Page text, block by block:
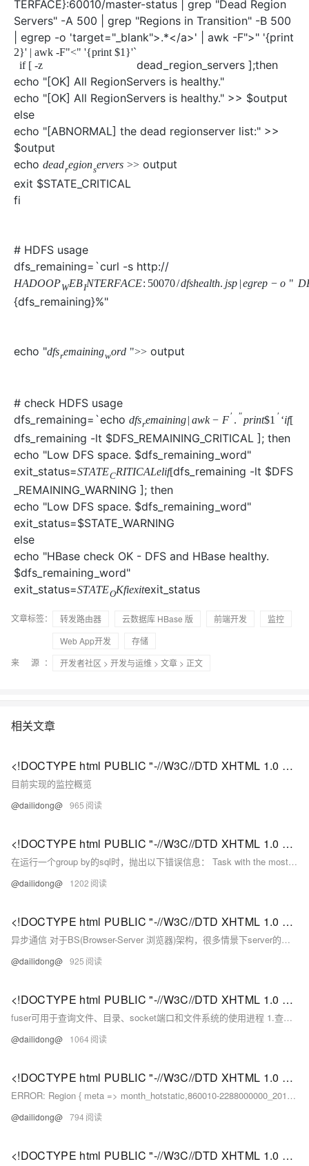
TERFACE}:60010/master-status | grep "Dead Region
Servers" -A 500 | grep "Regions in Transition" -B 500
| egrep -o 'target="_blank">.*</a>' | awk -F">" '{print
2}' | awk -F"<" '{print $1}'`
if [ -z
dead_region_servers ];then
echo "[OK] All RegionServers is healthy."
echo "[OK] All RegionServers is healthy." >> $output
else
echo "[ABNORMAL] the dead regionserver list:" >>
$output
echo deadregionservers >> output
exit $STATE_CRITICAL
fi
# HDFS usage
dfs_remaining=`curl -s http://
HADOOPWEBINTERFACE: 50070/dfshealth. jsp | egrep − o " D
{dfs_remaining}%"
echo "dfsremainingword ">> output
# check HDFS usage
dfs_remaining=`echo dfsremaining| awk − F′ . ″print$1 ′ ‘if[
dfs_remaining -lt $DFS_REMAINING_CRITICAL ]; then
echo "Low DFS space. $dfs_remaining_word"
exit_status=STATECRITICALelif[dfs_remaining -lt $DFS
_REMAINING_WARNING ]; then
echo "Low DFS space. $dfs_remaining_word"
exit_status=$STATE_WARNING
else
echo "HBase check OK - DFS and HBase healthy.
$dfs_remaining_word"
exit_status=STATEOKfiexitexit_status
文章标签： 转发路由器 云数据库 HBase 版 前端开发
监控
Web App开发
存储
来 源：
开发者社区 > 开发与运维 > 文章 > 正文
相关文章
<!DOCTYPE html PUBLIC "-//W3C//DTD XHTML 1.0 Transitional//EN" "http://www.w3.org/TR/xhtml1/DTD/xhtml1-strict.dtd"> <html><head><meta http-equiv="Cont
目前实现的监控概览
@dailidong@ 965
<!DOCTYPE html PUBLIC "-//W3C//DTD XHTML 1.0 Transitional//EN" "http://www.w3.org/TR/xhtml1/DTD/xhtml1-strict.dtd"> <html><head><meta http-equiv="Cont
在运行一个group by的sql时，抛出以下错误信息： Task with the most failures(4): -----Task ID: task_201411191723_723592_m_000004URL: http://DDS0204.
@dailidong@ 1202
<!DOCTYPE html PUBLIC "-//W3C//DTD XHTML 1.0 Transitional//EN" "http://www.w3.org/TR/xhtml1/DTD/xhtml1-strict.dtd"> <html><head><meta http-equiv="Cont
异步通信 对于BS(Browser-Server 浏览器)架构，很多情景下server的处理时间较长。 如果浏览器发送请求后，保持跟server的连接，等待server响应，那么一方面会对用户的体验有负面影响； 另一方面，很有可能会由于超时，提示用户服务请求失败。
@dailidong@ 925
<!DOCTYPE html PUBLIC "-//W3C//DTD XHTML 1.0 Transitional//EN" "http://www.w3.org/TR/xhtml1/DTD/xhtml1-strict.dtd"> <html><head><meta http-equiv="Cont
fuser可用于查询文件、目录、socket端口和文件系统的使用进程 1.查询文件和目录使用者 fuser最基本的用法是查询某个文件或目录被哪个进程使用： # fuser -v .
@dailidong@ 1064
<!DOCTYPE html PUBLIC "-//W3C//DTD XHTML 1.0 Transitional//EN" "http://www.w3.org/TR/xhtml1/DTD/xhtml1-strict.dtd"> <html><head><meta http-equiv="Cont
ERROR: Region { meta => month_hotstatic,860010-2288000000_201405_5_exit_00000047486,1400144486405.
@dailidong@ 794
<!DOCTYPE html PUBLIC "-//W3C//DTD XHTML 1.0 Transitional//EN" "http://www.w3.org/TR/xhtml1/DTD/xhtml1-strict.dtd"> <html><head><meta http-equiv="Cont